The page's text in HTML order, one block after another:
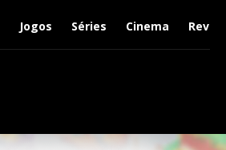
Jogos Séries Cinema